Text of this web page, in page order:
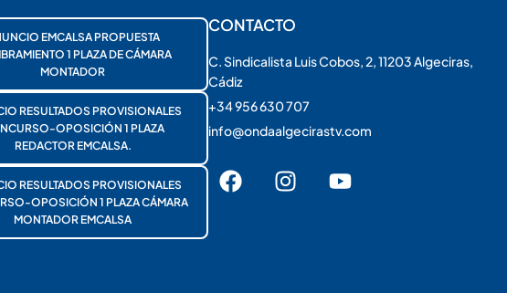
EMCALSA PROPUESTA
1 PLAZA DE CÁMARA
MONTADOR
RESULTADOS PROVISIONALES
OPOSICIÓN 1 PLAZA
REDACTOR EMCALSA.
RESULTADOS PROVISIONALES
OPOSICIÓN 1 PLAZA CÁMARA
MONTADOR EMCALSA
CONTACTO
C. Sindicalista Luis Cobos, 2, 11203 Algeciras,
Cádiz
+34 956 630 707
info@ondaalgecirastv.com